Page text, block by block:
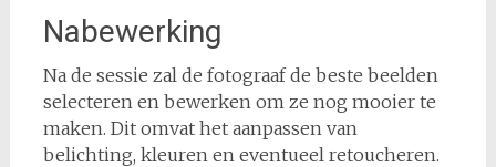
Nabewerking
Na de sessie zal de fotograaf de beste beelden
selecteren en bewerken om ze nog mooier te
maken. Dit omvat het aanpassen van
belichting, kleuren en eventueel retoucheren.